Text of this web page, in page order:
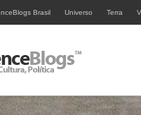
Brasil Universo Terra
de